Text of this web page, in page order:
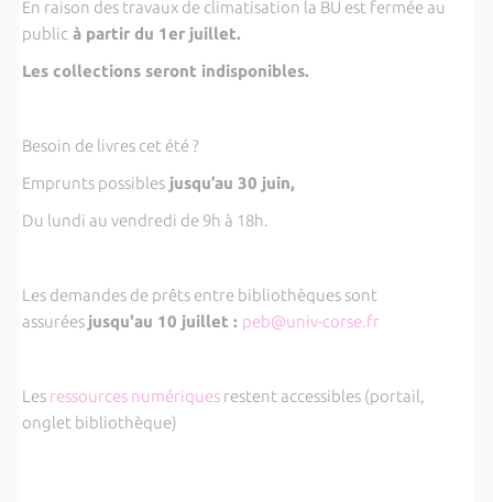
En raison des travaux de climatisation la BU est fermée au
public à partir du 1er juillet.
Les collections seront indisponibles.
Besoin de livres cet été ?
Emprunts possiblesjusqu’au 30 juin,
Du lundi au vendredi de 9h à 18h.
Les demandes de prêts entre bibliothèques sont
assurées jusqu'au 10 juillet : peb@univ-corse.fr
Les ressources numériques restent accessibles (portail,
onglet bibliothèque)